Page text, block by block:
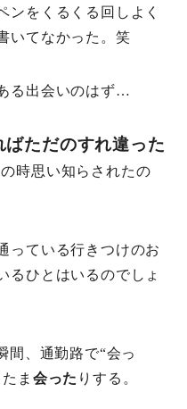
ンをくるくる回しよく
いてなかった。笑
る出会いのはず…
ただのすれ違った
時思い知らされたの
っている行きつけのお
るひとはいるのでしょ
間、通勤路で“会っ
ま 会った りする。